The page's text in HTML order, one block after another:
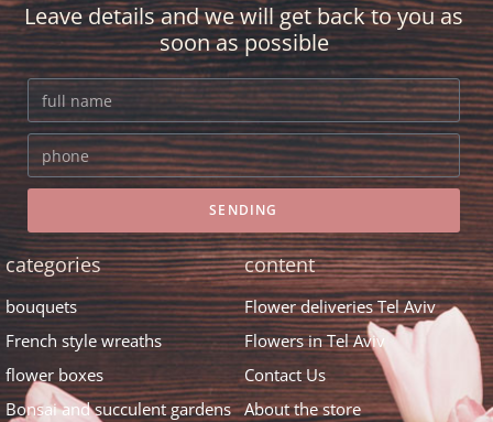
Leave details and we will get back to you as
soon as possible
SENDING
categories
bouquets
French style wreaths
flower boxes
Bonsai and succulent gardens
content
Flower deliveries Tel Aviv
Flowers in Tel Aviv
Contact Us
About the store